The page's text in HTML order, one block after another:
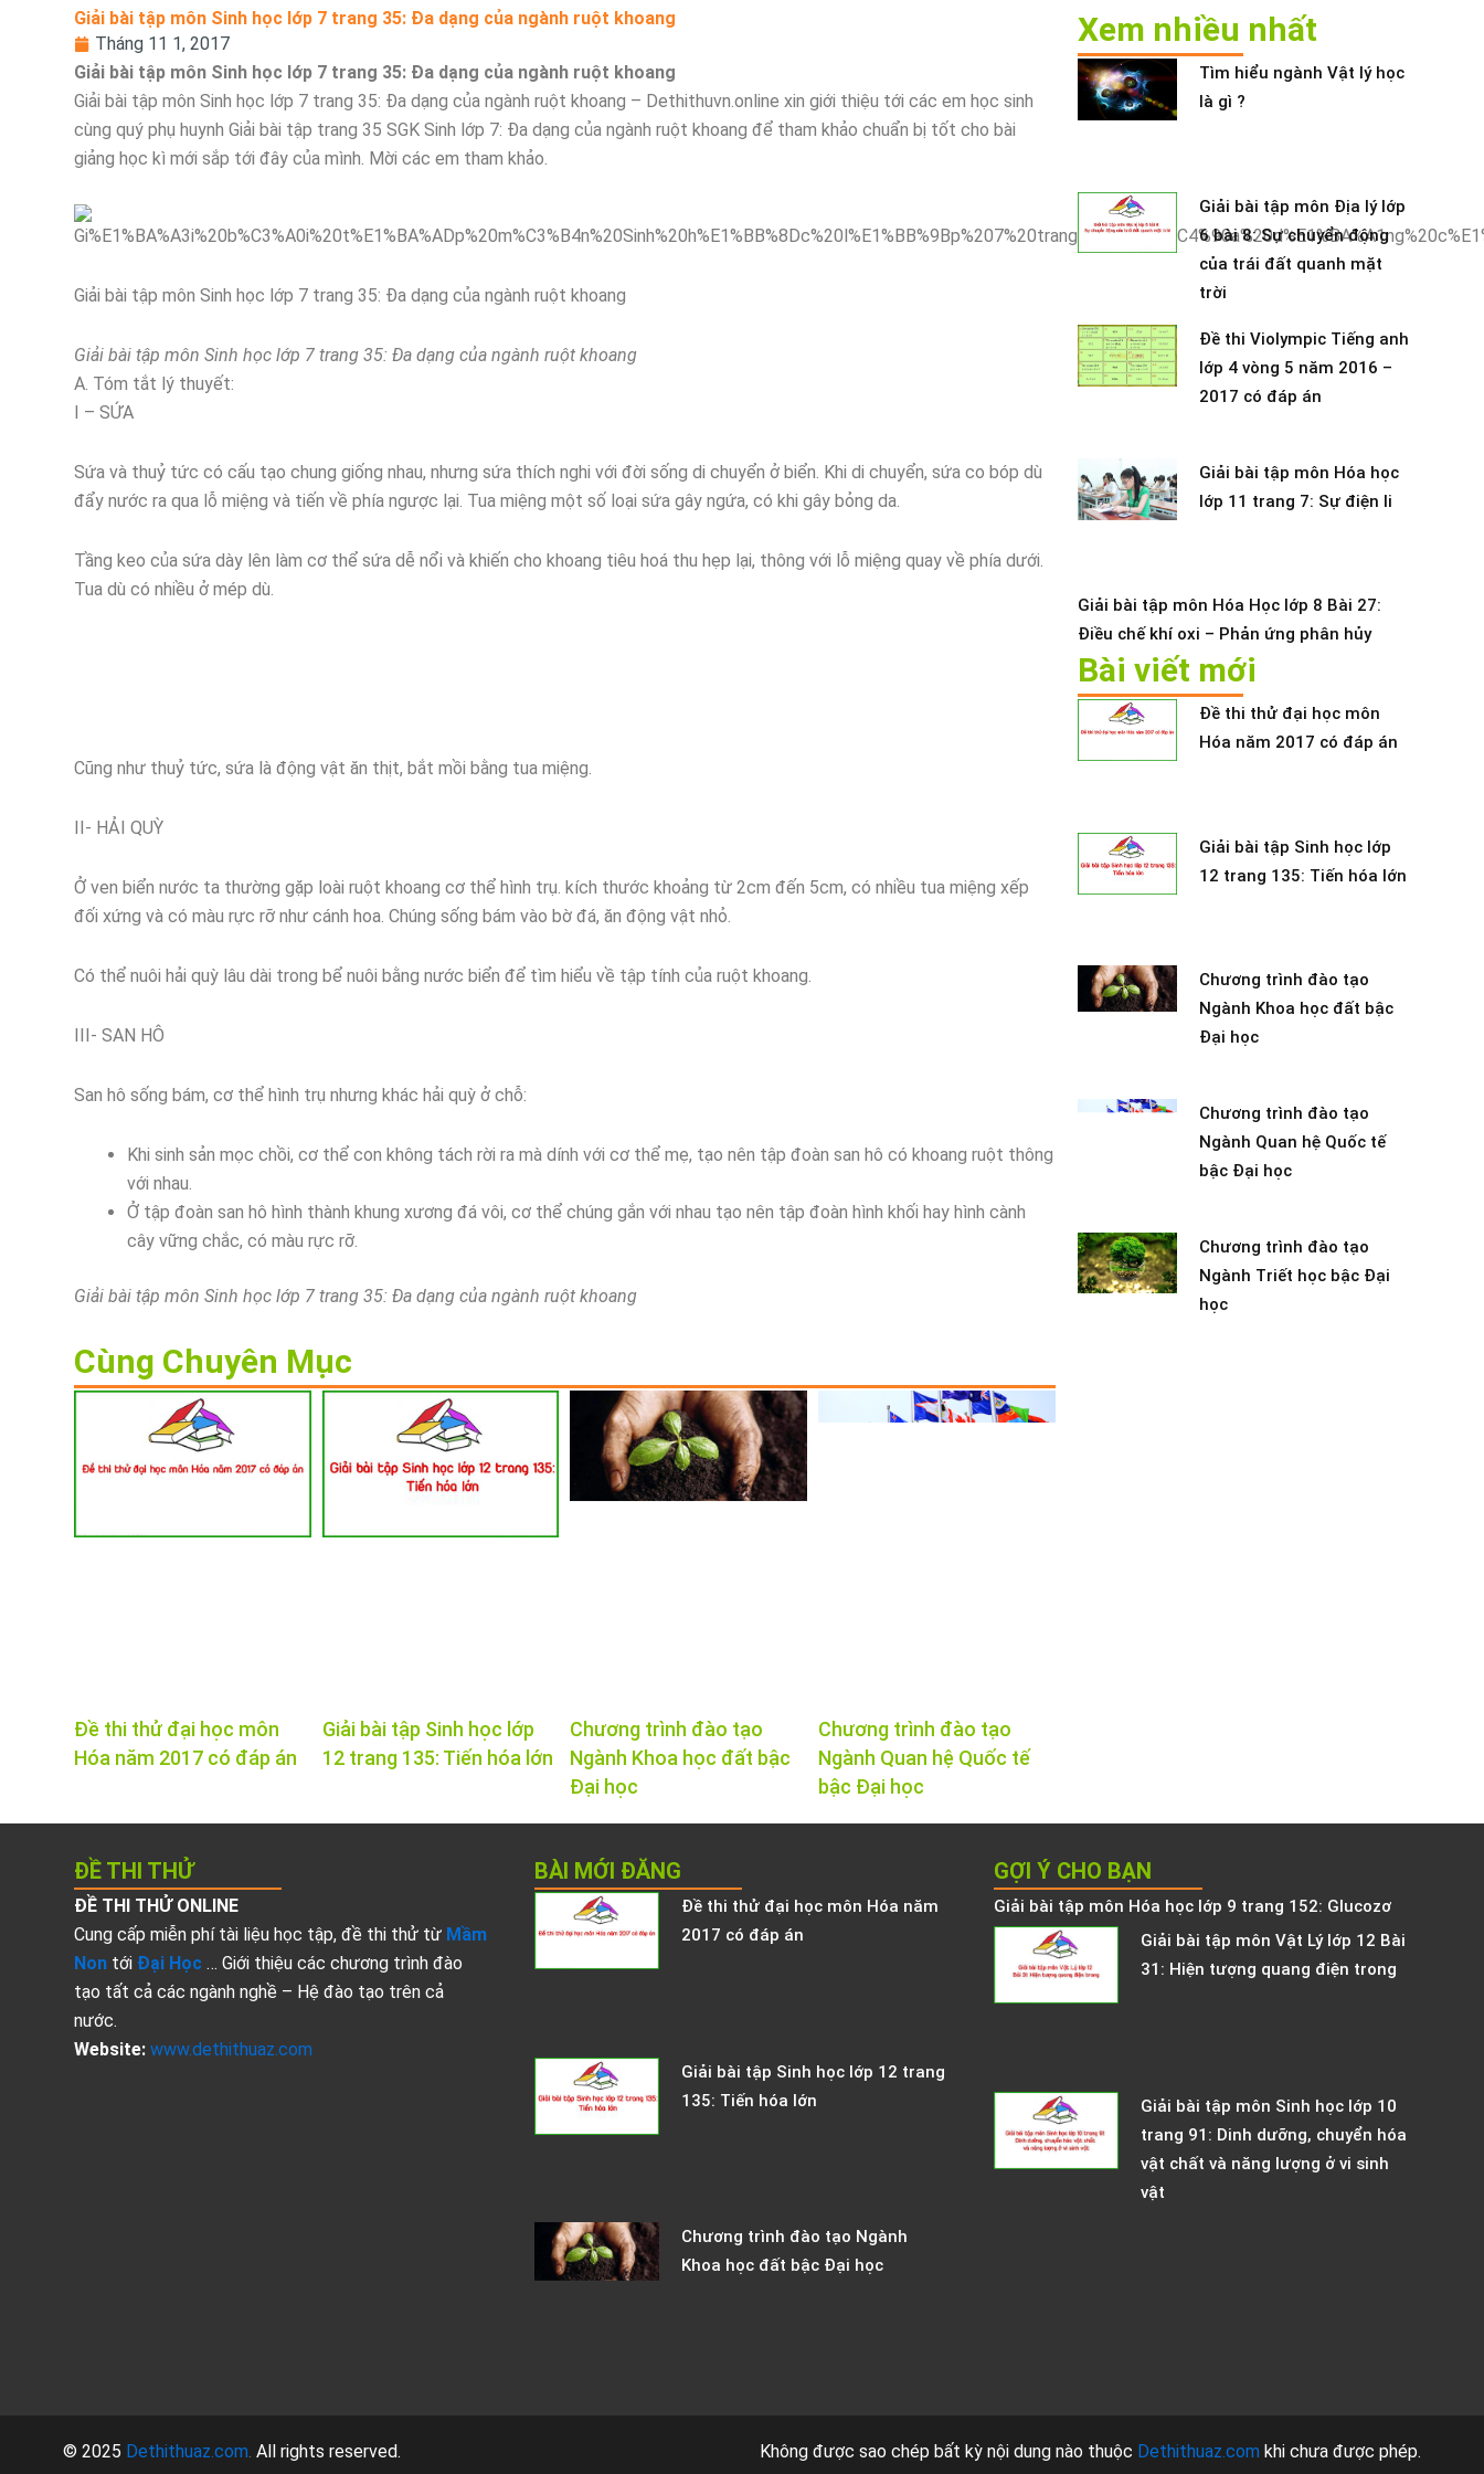
Giải bài tập môn Sinh học lớp 7 trang 35: Đa dạng của ngành ruột khoang
Tháng 11 1, 2017
Giải bài tập môn Sinh học lớp 7 trang 35: Đa dạng của ngành ruột khoang
Giải bài tập môn Sinh học lớp 7 trang 35: Đa dạng của ngành ruột khoang – Dethithuvn.online xin giới thiệu tới các em học sinh
cùng quý phụ huynh Giải bài tập trang 35 SGK Sinh lớp 7: Đa dạng của ngành ruột khoang để tham khảo chuẩn bị tốt cho bài
giảng học kì mới sắp tới đây của mình. Mời các em tham khảo.
Giải bài tập môn Sinh học lớp 7 trang 35: Đa dạng của ngành ruột khoang
Giải bài tập môn Sinh học lớp 7 trang 35: Đa dạng của ngành ruột khoang
A. Tóm tắt lý thuyết:
I – SỨA
Sứa và thuỷ tức có cấu tạo chung giống nhau, nhưng sứa thích nghi với đời sống di chuyển ở biển. Khi di chuyển, sứa co bóp dù
đẩy nước ra qua lỗ miệng và tiến về phía ngược lại. Tua miệng một số loại sứa gây ngứa, có khi gây bỏng da.
Tầng keo của sứa dày lên làm cơ thể sứa dễ nổi và khiến cho khoang tiêu hoá thu hẹp lại, thông với lỗ miệng quay về phía dưới.
Tua dù có nhiều ở mép dù.
Cũng như thuỷ tức, sứa là động vật ăn thịt, bắt mồi bằng tua miệng.
II- HẢI QUỲ
Ở ven biển nước ta thường gặp loài ruột khoang cơ thể hình trụ. kích thước khoảng từ 2cm đến 5cm, có nhiều tua miệng xếp
đối xứng và có màu rực rỡ như cánh hoa. Chúng sống bám vào bờ đá, ăn động vật nhỏ.
Có thể nuôi hải quỳ lâu dài trong bể nuôi bằng nước biển để tìm hiểu về tập tính của ruột khoang.
III- SAN HÔ
San hô sống bám, cơ thể hình trụ nhưng khác hải quỳ ở chỗ:
Khi sinh sản mọc chồi, cơ thể con không tách rời ra mà dính với cơ thể mẹ, tạo nên tập đoàn san hô có khoang ruột thông
với nhau.
Ở tập đoàn san hô hình thành khung xương đá vôi, cơ thể chúng gắn với nhau tạo nên tập đoàn hình khối hay hình cành
cây vững chắc, có màu rực rỡ.
Giải bài tập môn Sinh học lớp 7 trang 35: Đa dạng của ngành ruột khoang
Cùng Chuyên Mục
Đề thi thử đại học môn
Hóa năm 2017 có đáp án
Giải bài tập Sinh học lớp
12 trang 135: Tiến hóa lớn
Chương trình đào tạo
Ngành Khoa học đất bậc
Đại học
Chương trình đào tạo
Ngành Quan hệ Quốc tế
bậc Đại học
Xem nhiều nhất
Tìm hiểu ngành Vật lý học
là gì ?
Giải bài tập môn Địa lý lớp
6 bài 8: Sự chuyển động
của trái đất quanh mặt
trời
Đề thi Violympic Tiếng anh
lớp 4 vòng 5 năm 2016 –
2017 có đáp án
Giải bài tập môn Hóa học
lớp 11 trang 7: Sự điện li
Giải bài tập môn Hóa Học lớp 8 Bài 27:
Điều chế khí oxi – Phản ứng phân hủy
Bài viết mới
Đề thi thử đại học môn
Hóa năm 2017 có đáp án
Giải bài tập Sinh học lớp
12 trang 135: Tiến hóa lớn
Chương trình đào tạo
Ngành Khoa học đất bậc
Đại học
Chương trình đào tạo
Ngành Quan hệ Quốc tế
bậc Đại học
Chương trình đào tạo
Ngành Triết học bậc Đại
học
ĐỀ THI THỬ
ĐỀ THI THỬ ONLINE
Cung cấp miễn phí tài liệu học tập, đề thi thử từ Mầm
Non tới Đại Học … Giới thiệu các chương trình đào
tạo tất cả các ngành nghề – Hệ đào tạo trên cả
nước.
Website: www.dethithuaz.com
BÀI MỚI ĐĂNG
Đề thi thử đại học môn Hóa năm
2017 có đáp án
Giải bài tập Sinh học lớp 12 trang
135: Tiến hóa lớn
Chương trình đào tạo Ngành
Khoa học đất bậc Đại học
GỢI Ý CHO BẠN
Giải bài tập môn Hóa học lớp 9 trang 152: Glucozơ
Giải bài tập môn Vật Lý lớp 12 Bài
31: Hiện tượng quang điện trong
Giải bài tập môn Sinh học lớp 10
trang 91: Dinh dưỡng, chuyển hóa
vật chất và năng lượng ở vi sinh
vật
© 2025 Dethithuaz.com All rights reserved. Không được sao chép bất kỳ nội dung nào thuộc Dethithuaz.com khi chưa được phép.